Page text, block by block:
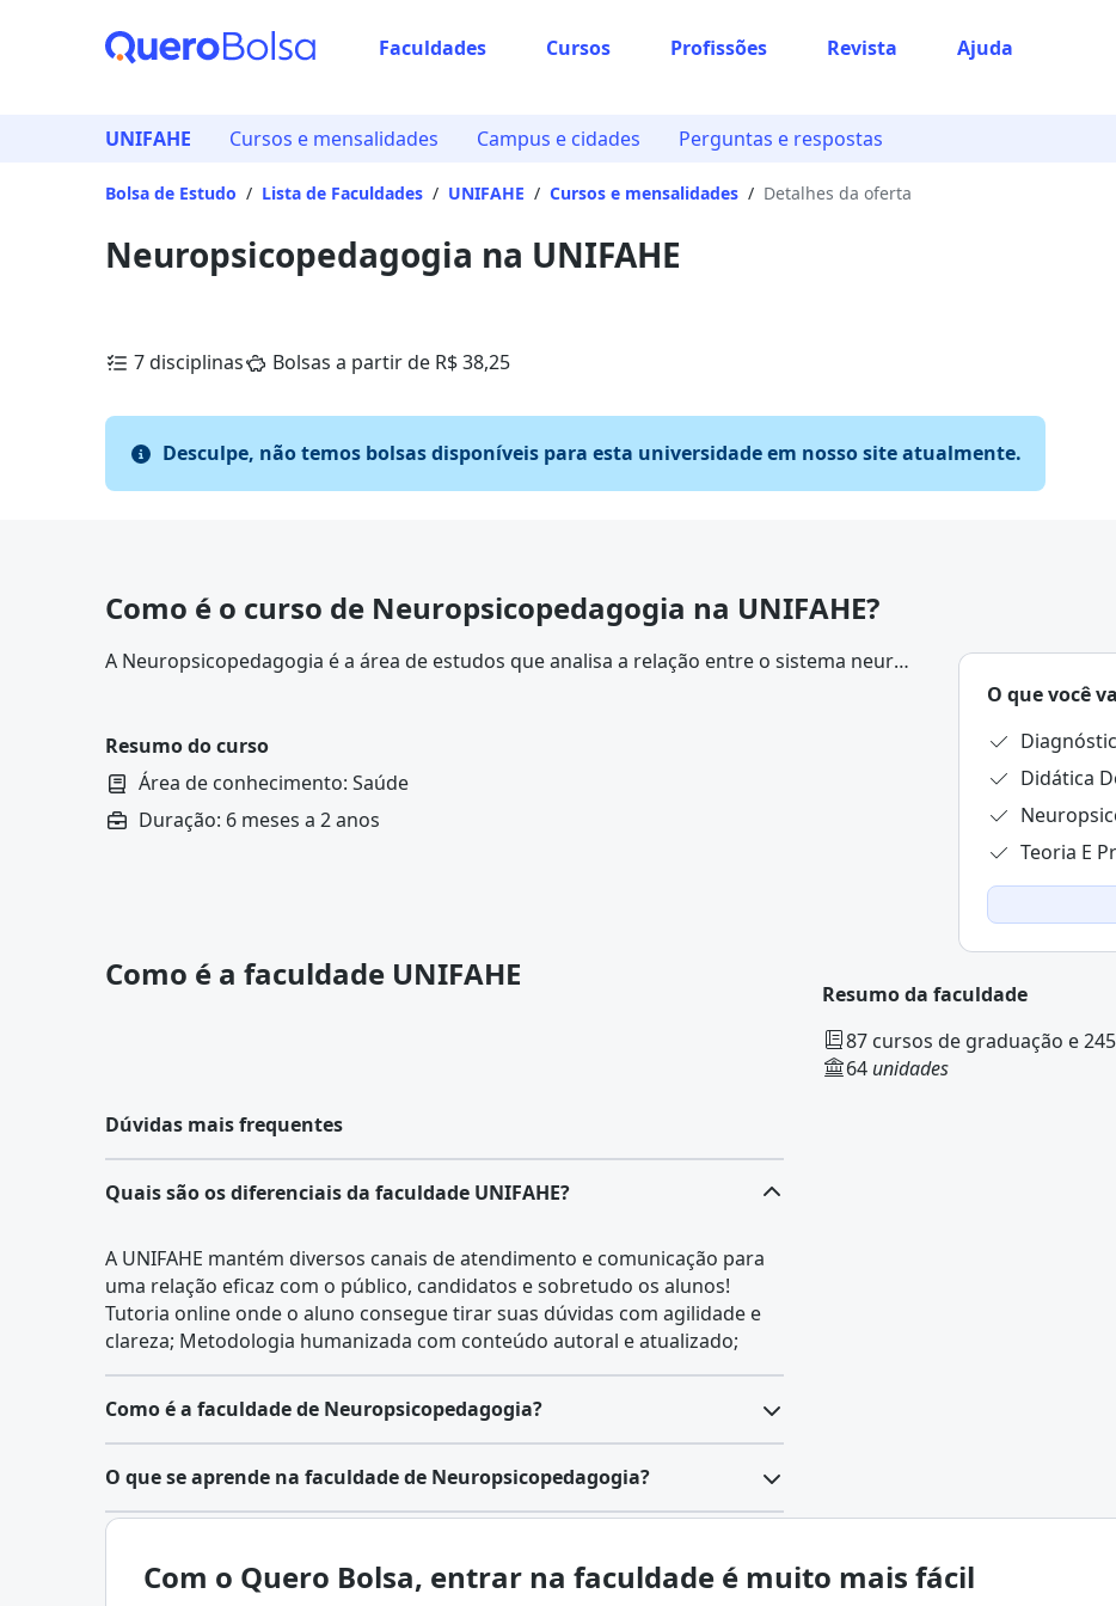
Faculdades Cursos Profissões Revista Ajuda
UNIFAHE Cursos e mensalidades Campus e cidades Perguntas e respostas
Bolsa de Estudo / Lista de Faculdades / UNIFAHE / Cursos e mensalidades / Detalhes da oferta
Neuropsicopedagogia na UNIFAHE
7 disciplinas Bolsas a partir de R$ 38,25
Desculpe, não temos bolsas disponíveis para esta universidade em nosso site atualmente.
Como é o curso de Neuropsicopedagogia na UNIFAHE?
A Neuropsicopedagogia é a área de estudos que analisa a relação entre o sistema neural
Resumo do curso
Área de conhecimento: Saúde
Duração: 6 meses a 2 anos
O que você
Didática
Teoria E
Como é a faculdade UNIFAHE
Resumo da faculdade
87 cursos de graduação e
64 unidades
Dúvidas mais frequentes
Quais são os diferenciais da faculdade UNIFAHE?
A UNIFAHE mantém diversos canais de atendimento e comunicação para
uma relação eficaz com o público, candidatos e sobretudo os alunos!
Tutoria online onde o aluno consegue tirar suas dúvidas com agilidade e
clareza; Metodologia humanizada com conteúdo autoral e atualizado;
Como é a faculdade de Neuropsicopedagogia?
O curso de Neuropsicopedagogia é ofertado em nível de pós-graduação
profissional, o especialista deve contar, obrigatoriamente, com a formação
Por se tratar de uma pós-graduação, o curso possui duração que varia
O que se aprende na faculdade de Neuropsicopedagogia?
sistema neural e o aprendizado humano. Desse modo, o setor abrange
Psicologia Neurologia
Com o Quero Bolsa, entrar na faculdade é muito mais fácil